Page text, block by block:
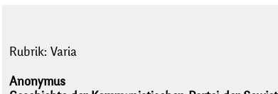
Rubrik: Varia
Anonymus